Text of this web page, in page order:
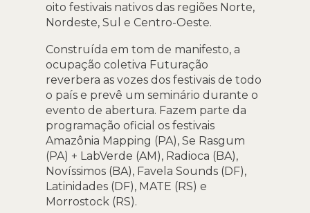
oito festivais nativos das regiões Norte,
Nordeste, Sul e Centro-Oeste.
Construída em tom de manifesto, a
ocupação coletiva Futuração
reverbera as vozes dos festivais de todo
o país e prevê um seminário durante o
evento de abertura. Fazem parte da
programação oficial os festivais
Amazônia Mapping (PA), Se Rasgum
(PA) + LabVerde (AM), Radioca (BA),
Novíssimos (BA), Favela Sounds (DF),
Latinidades (DF), MATE (RS) e
Morrostock (RS).